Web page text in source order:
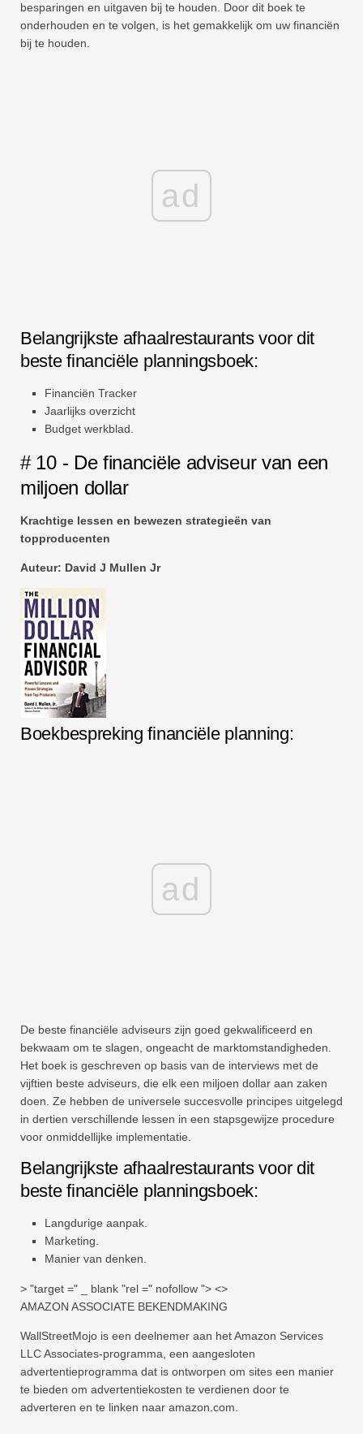
besparingen en uitgaven bij te houden. Door dit boek te
onderhouden en te volgen, is het gemakkelijk om uw financiën
bij te houden.
ad
Belangrijkste afhaalrestaurants voor dit
beste financiële planningsboek:
Financiën Tracker
Jaarlijks overzicht
Budget werkblad.
# 10 - De financiële adviseur van een
miljoen dollar
Krachtige lessen en bewezen strategieën van
topproducenten
Auteur: David J Mullen Jr
Boekbespreking financiële planning:
ad
De beste financiële adviseurs zijn goed gekwalificeerd en
bekwaam om te slagen, ongeacht de marktomstandigheden.
Het boek is geschreven op basis van de interviews met de
vijftien beste adviseurs, die elk een miljoen dollar aan zaken
doen. Ze hebben de universele succesvolle principes uitgelegd
in dertien verschillende lessen in een stapsgewijze procedure
voor onmiddellijke implementatie.
Belangrijkste afhaalrestaurants voor dit
beste financiële planningsboek:
Langdurige aanpak.
Marketing.
Manier van denken.
> "target =" _ blank "rel =" nofollow "> <>
AMAZON ASSOCIATE BEKENDMAKING
WallStreetMojo is een deelnemer aan het Amazon Services
LLC Associates-programma, een aangesloten
advertentieprogramma dat is ontworpen om sites een manier
te bieden om advertentiekosten te verdienen door te
adverteren en te linken naar amazon.com.